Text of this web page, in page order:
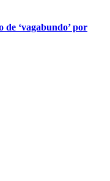
de ‘vagabundo’ por